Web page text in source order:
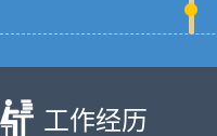
工作经历